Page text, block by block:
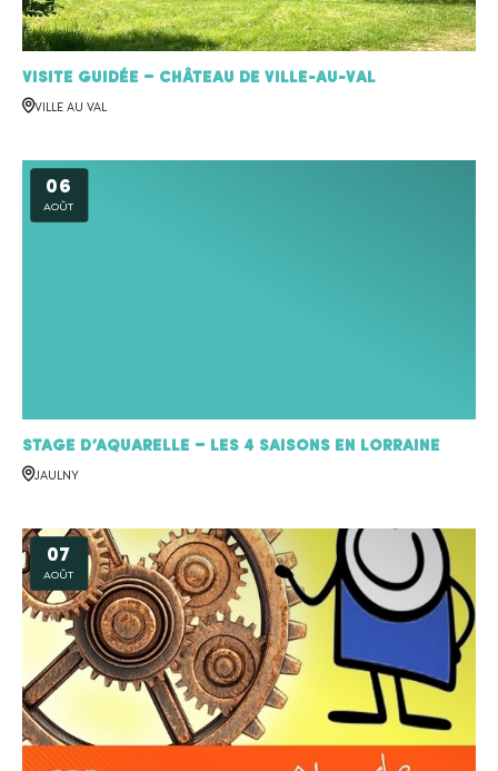
Visite Guidée – Château de Ville-au-Val
VILLE AU VAL
06
AOÛT
Stage d’aquarelle – Les 4 saisons en Lorraine
JAULNY
07
AOÛT